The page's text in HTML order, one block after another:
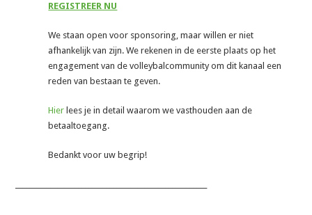
REGISTREER NU
We staan open voor sponsoring, maar willen er niet
afhankelijk van zijn. We rekenen in de eerste plaats op het
engagement van de volleybalcommunity om dit kanaal een
reden van bestaan te geven.
Hier lees je in detail waarom we vasthouden aan de
betaaltoegang.
Bedankt voor uw begrip!